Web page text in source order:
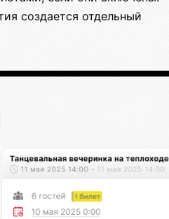
создается отдельный